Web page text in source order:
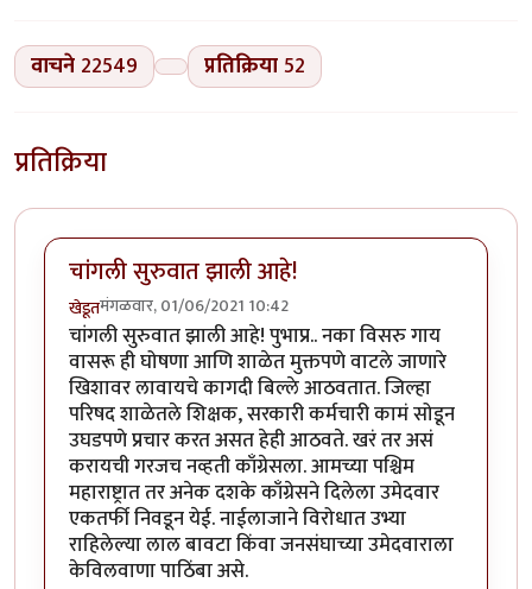
वाचने 22549 प्रतिक्रिया52
प्रतिक्रिया
चांगली सुरुवात झाली आहे!
खेडूतमंगळवार, 01/06/2021 10:42
चांगली सुरुवात झाली आहे! पुभाप्र.. नका विसरु गाय
वासरू ही घोषणा आणि शाळेत मुक्तपणे वाटले जाणारे
खिशावर लावायचे कागदी बिल्ले आठवतात. जिल्हा
परिषद शाळेतले शिक्षक, सरकारी कर्मचारी कामं सोडून
उघडपणे प्रचार करत असत हेही आठवते. खरं तर असं
करायची गरजच नव्हती काँग्रेसला. आमच्या पश्चिम
महाराष्ट्रात तर अनेक दशके काँग्रेसने दिलेला उमेदवार
एकतर्फी निवडून येई. नाईलाजाने विरोधात उभ्या
राहिलेल्या लाल बावटा किंवा जनसंघाच्या उमेदवाराला
केविलवाणा पाठिंबा असे.